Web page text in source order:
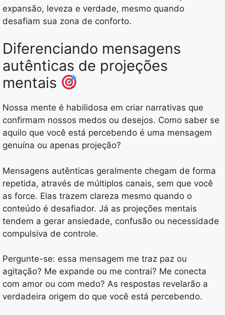
expansão, leveza e verdade, mesmo quando
desafiam sua zona de conforto.
Diferenciando mensagens
autênticas de projeções
mentais
Nossa mente é habilidosa em criar narrativas que
confirmam nossos medos ou desejos. Como saber se
aquilo que você está percebendo é uma mensagem
genuína ou apenas projeção?
Mensagens autênticas geralmente chegam de forma
repetida, através de múltiplos canais, sem que você
as force. Elas trazem clareza mesmo quando o
conteúdo é desafiador. Já as projeções mentais
tendem a gerar ansiedade, confusão ou necessidade
compulsiva de controle.
Pergunte-se: essa mensagem me traz paz ou
agitação? Me expande ou me contrai? Me conecta
com amor ou com medo? As respostas revelarão a
verdadeira origem do que você está percebendo.